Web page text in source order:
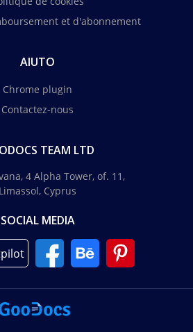
et d'abonnement
AIUTO
Chrome plugin
Contactez-nous
TEAM LTD
4 Alpha Tower, of. 11,
Limassol, Cyprus
SOCIAL MEDIA